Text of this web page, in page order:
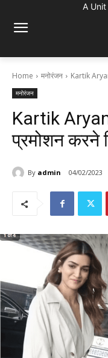
A
Home मनोरंजन Kartik
मनोरंजन
Kartik
प्रमोशन करने
By admin 04/02/2023